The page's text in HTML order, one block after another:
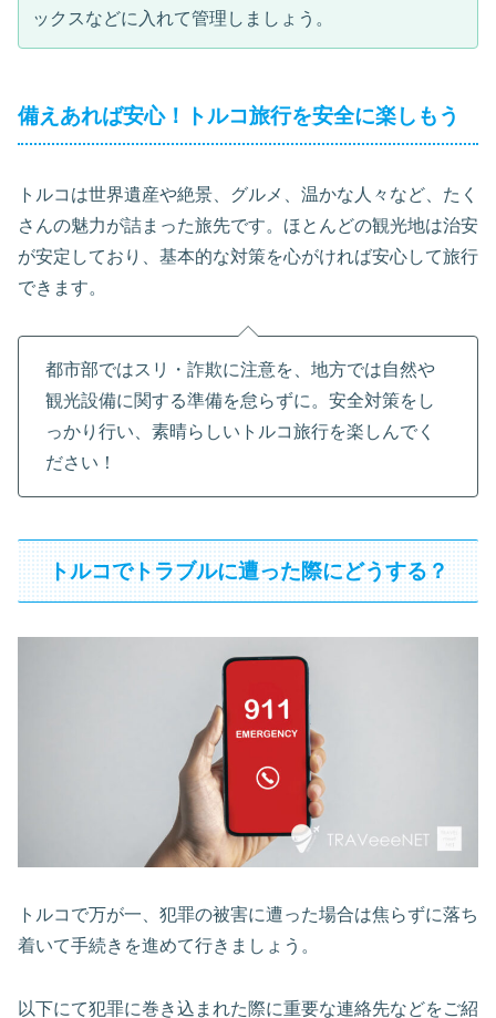
ックスなどに入れて管理しましょう。
備えあれば安心！トルコ旅行を安全に楽しもう
トルコは世界遺産や絶景、グルメ、温かな人々など、たく
さんの魅力が詰まった旅先です。ほとんどの観光地は治安
が安定しており、基本的な対策を心がければ安心して旅行
できます。
都市部ではスリ・詐欺に注意を、地方では自然や
観光設備に関する準備を怠らずに。安全対策をし
っかり行い、素晴らしいトルコ旅行を楽しんでく
ださい！
トルコでトラブルに遭った際にどうする？
トルコで万が一、犯罪の被害に遭った場合は焦らずに落ち
着いて手続きを進めて行きましょう。
以下にて犯罪に巻き込まれた際に重要な連絡先などをご紹